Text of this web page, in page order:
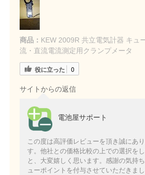
商品： KEW 2009R 共立電気計器 キュ
流・直流電流測定用クランプメータ
役に立った 0
サイトからの返信
電池屋サポート
この度は高評価レビューを頂き誠にあ
す。他社との価格比較の上での選択を
と、大変嬉しく思います。感謝の気持
ューポイントを付与させていただきま